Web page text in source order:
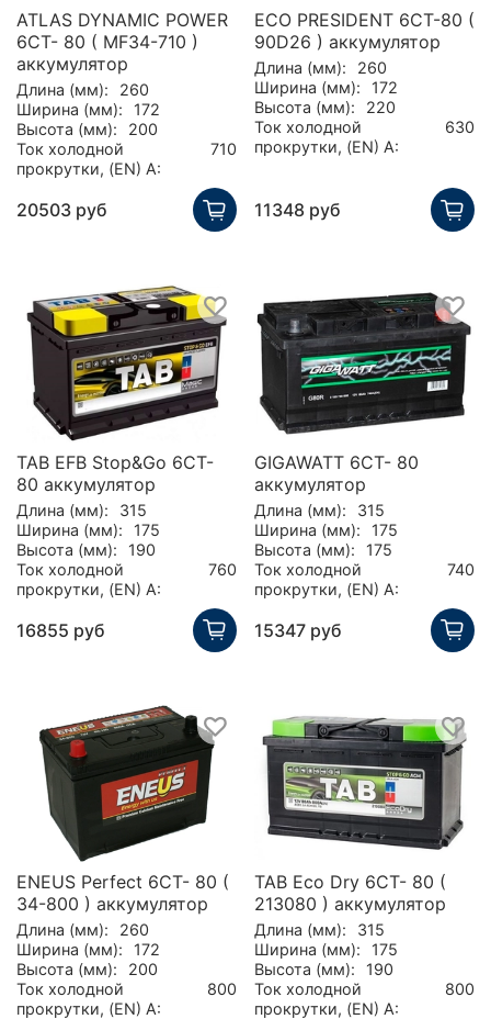
ATLAS DYNAMIC POWER
6CT- 80 ( MF34-710 )
аккумулятор
Длина (мм):
260
Ширина (мм):
172
Высота (мм):
200
Ток холодной
прокрутки, (EN) А:
710
20503 руб
ECO PRESIDENT 6CT-80 (
90D26 ) аккумулятор
Длина (мм):
260
Ширина (мм):
172
Высота (мм):
220
Ток холодной
прокрутки, (EN) А:
630
11348 руб
TAB EFB Stop&Go 6CT-
80 аккумулятор
Длина (мм):
315
Ширина (мм):
175
Высота (мм):
190
Ток холодной
прокрутки, (EN) А:
760
16855 руб
GIGAWATT 6CT- 80
аккумулятор
Длина (мм):
315
Ширина (мм):
175
Высота (мм):
175
Ток холодной
прокрутки, (EN) А:
740
15347 руб
ENEUS Perfect 6CT- 80 (
34-800 ) аккумулятор
Длина (мм):
260
Ширина (мм):
172
Высота (мм):
200
Ток холодной
прокрутки, (EN) А:
800
TAB Eco Dry 6CT- 80 (
213080 ) аккумулятор
Длина (мм):
315
Ширина (мм):
175
Высота (мм):
190
Ток холодной
прокрутки, (EN) А:
800